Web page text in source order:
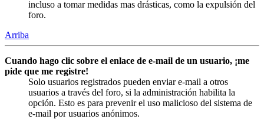
incluso a tomar medidas mas drásticas, como la expulsión del
foro.
Arriba
Cuando hago clic sobre el enlace de e-mail de un usuario, ¡me
pide que me registre!
Solo usuarios registrados pueden enviar e-mail a otros
usuarios a través del foro, si la administración habilita la
opción. Esto es para prevenir el uso malicioso del sistema de
e-mail por usuarios anónimos.